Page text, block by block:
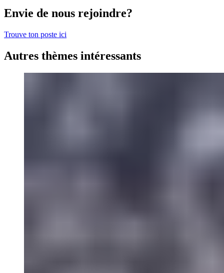
Envie de nous rejoindre?
Trouve ton poste ici
Autres thèmes intéressants